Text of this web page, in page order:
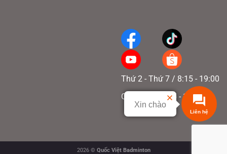
Thứ 2 - Thứ 7 / 8:15 - 19:00
Chủ nhật / 8:15 - 17:00
2026 © Quốc Việt Badminton
Liên hệ
Xin chào